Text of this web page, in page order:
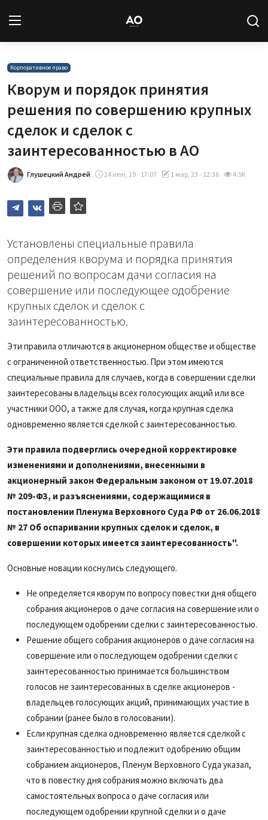
Вход
Новости
Статьи
База знаний
Подписка
Корпоративное право
Кворум и порядок принятия
решения по совершению крупных
сделок и сделок с
заинтересованностью в АО
Глушецкий Андрей 24 июн, 19 - 17:07 1 мар, 23 - 12:36 4.5K
Установлены специальные правила
определения кворума и порядка принятия
решений по вопросам дачи согласия на
совершение или последующее одобрение
крупных сделок и сделок с
заинтересованностью.
Эти правила отличаются в акционерном обществе и обществе
с ограниченной ответственностью. При этом имеются
специальные правила для случаев, когда в совершении сделки
заинтересованы владельцы всех голосующих акций или все
участники ООО, а также для случая, когда крупная сделка
одновременно является сделкой с заинтересованностью.
Эти правила подверглись очередной корректировке
изменениями и дополнениями, внесенными в
акционерный закон Федеральным законом от 19.07.2018
№ 209-ФЗ, и разъяснениями, содержащимися в
постановлении Пленума Верховного Суда РФ от 26.06.2018
№ 27 Об оспаривании крупных сделок и сделок, в
совершении которых имеется заинтересованность".
Основные новации коснулись следующего.
Не определяется кворум по вопросу повестки дня общего
собрания акционеров о даче согласия на совершение или о
последующем одобрении сделки с заинтересованностью.
Решение общего собрания акционеров о даче согласия на
совершение или о последующем одобрении сделки с
заинтересованностью принимается большинством
голосов не заинтересованных в сделке акционеров -
владельцев голосующих акций, принимающих участие в
собрании (ранее было в голосовании).
Если крупная сделка одновременно является сделкой с
заинтересованностью и подлежит одобрению общим
собранием акционеров, Пленум Верховного Суда указал,
что в повестку дня собрания можно включать два
самостоятельных вопроса о даче согласия или
последующем одобрении крупной сделки и о даче